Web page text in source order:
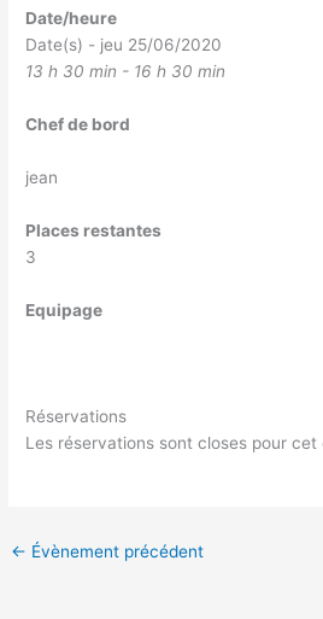
Date/heure
Date(s) - jeu 25/06/2020
13 h 30 min - 16 h 30 min
Chef de bord
jean
Places restantes
3
Equipage
Réservations
Les réservations sont closes pour cet
← Évènement précédent